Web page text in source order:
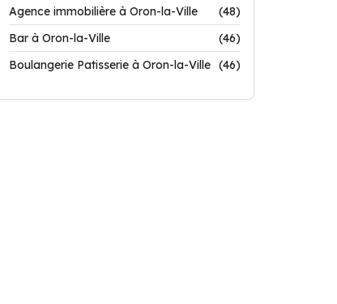
Agence immobilière à Oron-la-Ville
(48)
Bar à Oron-la-Ville
(46)
Boulangerie Patisserie à Oron-la-Ville (46)